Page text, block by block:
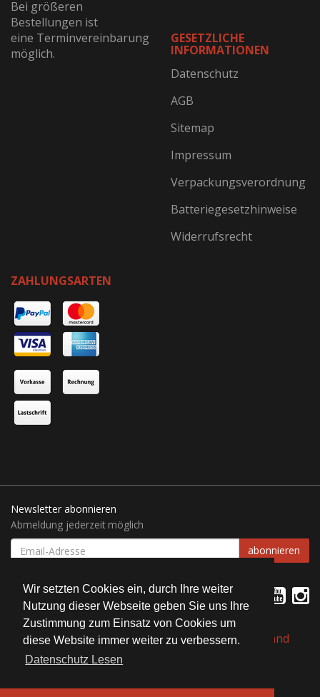
Wir setzten Cookies ein, durch Ihre weiter
Nutzung dieser Webseite geben Sie uns Ihre
Zustimmung zum Einsatz von Cookies um
diese Website immer weiter zu verbessern.
Datenschutz Lesen
Bei größeren
Bestellungen ist
eine Terminvereinbarung
möglich.
GESETZLICHE
INFORMATIONEN
Datenschutz
AGB
Sitemap
Impressum
Verpackungsverordnung
Batteriegesetzhinweise
Widerrufsrecht
ZAHLUNGSARTEN
Newsletter abonnieren
Abmeldung jederzeit möglich
EMAIL-
ADRESSE
abonnieren
*Alle Preise inkl. gesetzlicher USt., zzgl. Versand
Alle Rechte vorbehalten